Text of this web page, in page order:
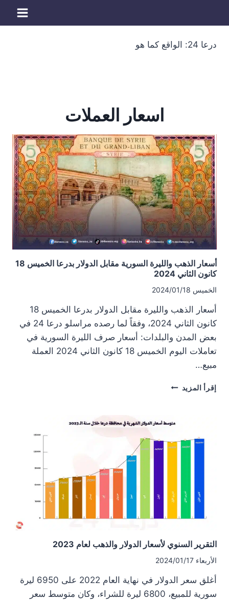
درعا 24: الواقع كما هو
اسعار العملات
أسعار الذهب والليرة السورية مقابل الدولار بدرعا الخميس 18
كانون الثاني 2024
الخميس 2024/01/18
أسعار الذهب والليرة مقابل الدولار بدرعا الخميس 18
كانون الثاني 2024، وفقاً لما رصده مراسلو درعا 24 في
بعض المدن والبلدات: أسعار صرف الليرة السورية في
تعاملات اليوم الخميس 18 كانون الثاني 2024 العملة
مبيع…
إقرأ المزيد أسعار
مقابل
الدولار
بدرعا
الثاني
2024
التقرير السنوي لأسعار الدولار والذهب لعام 2023
الأربعاء 2024/01/17
أغلق سعر الدولار في نهاية العام 2022 على 6950 ليرة
سورية للمبيع، 6800 ليرة للشراء، وكان متوسط سعر